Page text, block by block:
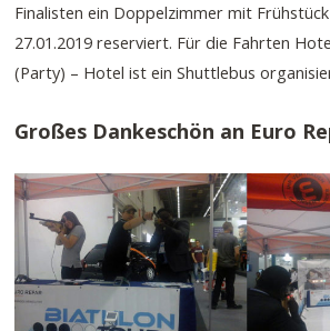
Finalisten ein Doppelzimmer mit
27.01.2019 reserviert. Für die Fahrten
(Party) – Hotel ist ein Shuttlebus
Großes Dankeschön an Euro